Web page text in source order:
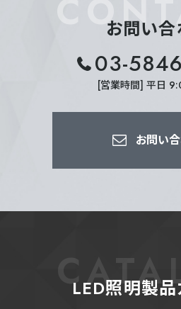
お問い
03-
[営業時間] 平日
お問い
LED照明製